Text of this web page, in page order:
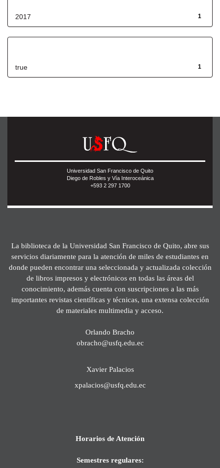
1
2017
1
true
Universidad San Francisco de Quito
Diego de Robles y Vía Interoceánica
+593 2 297 1700
La biblioteca de la Universidad San Francisco de Quito, abre sus
servicios diariamente para la atención de miles de estudiantes en
donde pueden encontrar una seleccionada y actualizada colección
de libros impresos y electrónicos en todas las áreas del
conocimiento, además cuenta con suscripciones a las más
importantes revistas científicas y técnicas, una extensa colección
de materiales multimedia y acceso.
Orlando Bracho
obracho@usfq.edu.ec
Xavier Palacios
xpalacios@usfq.edu.ec
Horarios de Atención
Semestres regulares: